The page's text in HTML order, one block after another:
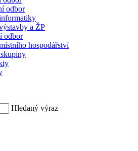
odbor
a ŽP
odbor
hospodářství
Hledaný výraz